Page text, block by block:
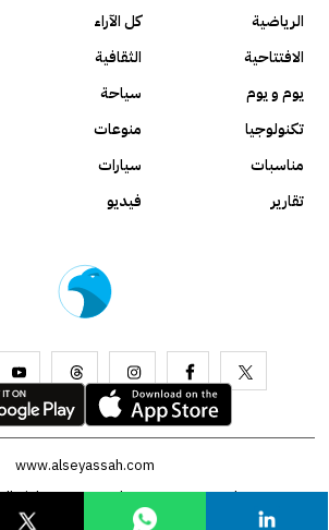
الرياضية
كل الآراء
الافتتاحية
الثقافية
يوم و يوم
سياحة
تكنولوجيا
منوعات
مناسبات
سيارات
تقارير
فيديو
www.alseyassah.com
About us
Contact us
Rights Reserved ©